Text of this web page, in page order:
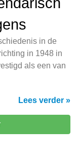
in de
in 1948 in
als een van
Lees verder »